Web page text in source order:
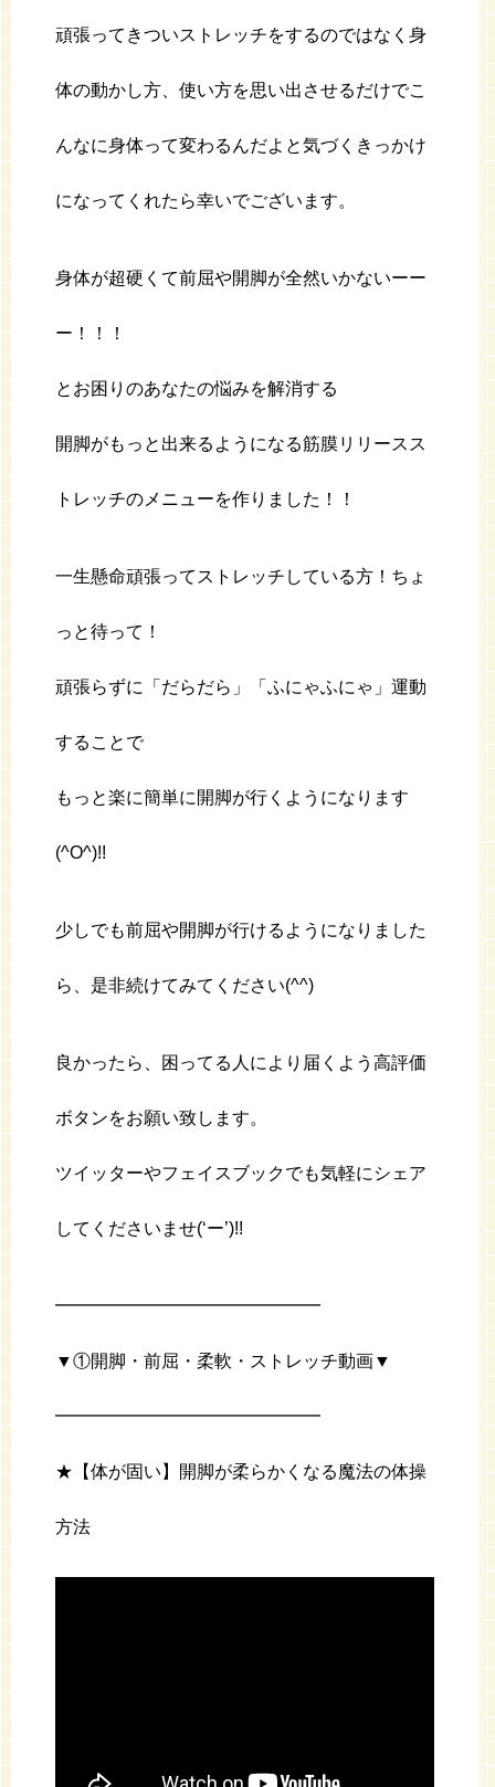
頑張ってきついストレッチをするのではなく身
体の動かし方、使い方を思い出させるだけでこ
んなに身体って変わるんだよと気づくきっかけ
になってくれたら幸いでございます。
身体が超硬くて前屈や開脚が全然いかないーー
ー！！！
とお困りのあなたの悩みを解消する
開脚がもっと出来るようになる筋膜リリースス
トレッチのメニューを作りました！！
一生懸命頑張ってストレッチしている方！ちょ
っと待って！
頑張らずに「だらだら」「ふにゃふにゃ」運動
することで
もっと楽に簡単に開脚が行くようになります
(^O^)!!
少しでも前屈や開脚が行けるようになりました
ら、是非続けてみてください(^^)
良かったら、困ってる人により届くよう高評価
ボタンをお願い致します。
ツイッターやフェイスブックでも気軽にシェア
してくださいませ(‘ー’)!!
━━━━━━━━━━━━━━━
▼①開脚・前屈・柔軟・ストレッチ動画▼
━━━━━━━━━━━━━━━
★【体が固い】開脚が柔らかくなる魔法の体操
方法